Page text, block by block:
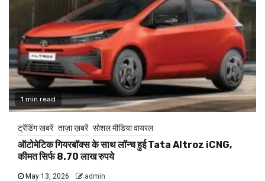
1 min read
ट्रेंडिंग खबरें ताज़ा ख़बरें सोशल मीडिया वायरल
ऑटोमेटिक गियरबॉक्स के साथ लॉन्च हुई Tata Altroz iCNG,
कीमत सिर्फ 8.70 लाख रुपये
May 13, 2026 admin